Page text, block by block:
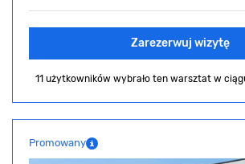
Zarezerwuj wizytę
11 użytkowników wybrało ten warsztat w
Promowany